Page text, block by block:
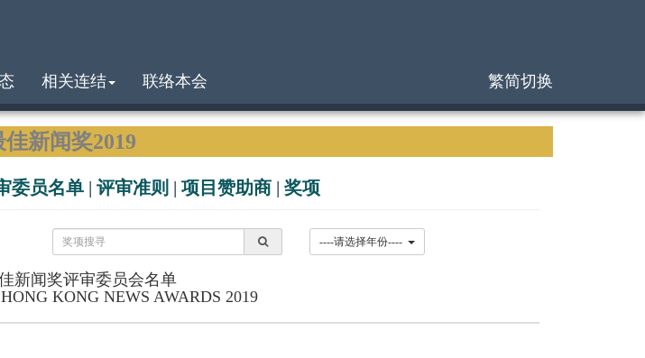
相关连结 联络本会 繁简切换
新闻奖2019
委员名单 | 评审准则 | 项目赞助商 | 奖项
新闻奖评审委员会名单
KONG NEWS AWARDS 2019